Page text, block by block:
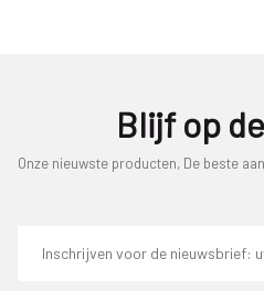
Blijf op
Onze nieuwste producten, De beste
mailadres